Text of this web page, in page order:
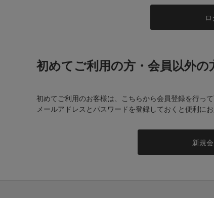
初めてご利用の方・会員以外の
初めてご利用のお客様は、こちらから会員登録を行って
メールアドレスとパスワードを登録しておくと便利に